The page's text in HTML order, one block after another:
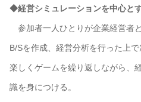
◆経営シミュレーションを中心と
参加者一人ひとりが企業経営者
B/Sを作成、経営分析を行った上で
楽しくゲームを繰り返しながら、
識を身につける。